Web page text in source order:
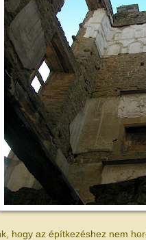
hogy az építkezéshez nem